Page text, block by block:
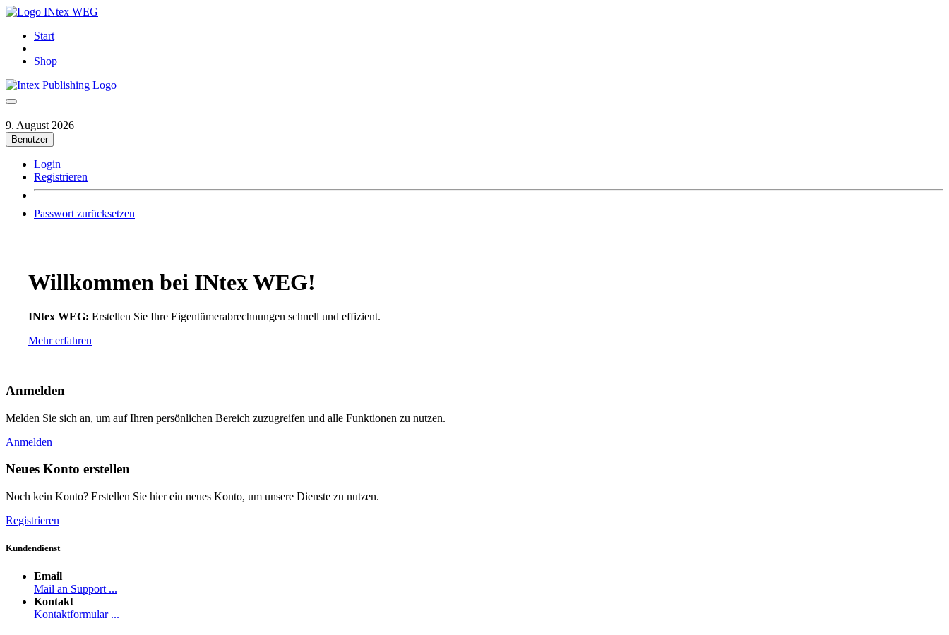
INtex WEG
Start
Shop
9. August 2026
Benutzer
Login
Registrieren
Passwort zurücksetzen
Willkommen bei INtex WEG!
INtex WEG: Erstellen Sie Ihre Eigentümerabrechnungen schnell und effizient.
Mehr erfahren
Anmelden
Melden Sie sich an, um auf Ihren persönlichen Bereich zuzugreifen und alle Funktionen zu nutzen.
Anmelden
Neues Konto erstellen
Noch kein Konto? Erstellen Sie hier ein neues Konto, um unsere Dienste zu nutzen.
Registrieren
Kundendienst
Email
Mail an Support ...
Kontakt
Kontaktformular ...